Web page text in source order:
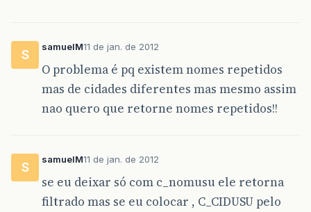
S
samuelM11 de jan. de 2012
O problema é pq existem nomes repetidos
mas de cidades diferentes mas mesmo assim
nao quero que retorne nomes repetidos!!
S
samuelM11 de jan. de 2012
se eu deixar só com c_nomusu ele retorna
filtrado mas se eu colocar , C_CIDUSU pelo